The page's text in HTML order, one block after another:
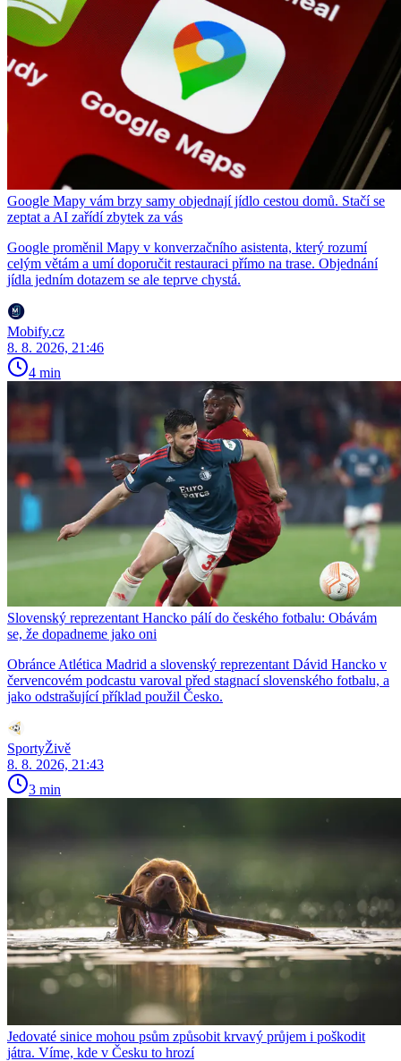
Google Mapy vám brzy samy objednají jídlo cestou domů. Stačí se
zeptat a AI zařídí zbytek za vás
Google proměnil Mapy v konverzačního asistenta, který rozumí
celým větám a umí doporučit restauraci přímo na trase. Objednání
jídla jedním dotazem se ale teprve chystá.
Mobify.cz
8. 8. 2026, 21:46
4 min
Slovenský reprezentant Hancko pálí do českého fotbalu: Obávám
se, že dopadneme jako oni
Obránce Atlética Madrid a slovenský reprezentant Dávid Hancko v
červencovém podcastu varoval před stagnací slovenského fotbalu, a
jako odstrašující příklad použil Česko.
SportyŽivě
8. 8. 2026, 21:43
3 min
Jedovaté sinice mohou psům způsobit krvavý průjem i poškodit
játra. Víme, kde v Česku to hrozí